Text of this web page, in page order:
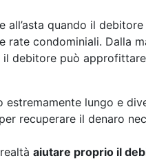
all’asta quando il
rate condominiali. Dalla
debitore può
lungo e
per recuperare il denaro
aiutare proprio il